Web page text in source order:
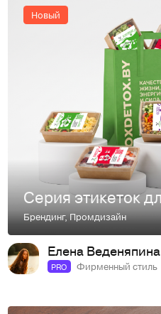
Новый
Брендинг,Промдизайн
Елена Веденяпина
PRO Фирменный стиль